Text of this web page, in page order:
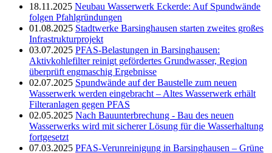
18.11.2025 Neubau Wasserwerk Eckerde: Auf Spundwände
folgen Pfahlgründungen
01.08.2025 Stadtwerke Barsinghausen starten zweites großes
Infrastrukturprojekt
03.07.2025 PFAS-Belastungen in Barsinghausen:
Aktivkohlefilter reinigt gefördertes Grundwasser, Region
überprüft engmaschig Ergebnisse
02.07.2025 Spundwände auf der Baustelle zum neuen
Wasserwerk werden eingebracht – Altes Wasserwerk erhält
Filteranlagen gegen PFAS
02.05.2025 Nach Bauunterbrechung - Bau des neuen
Wasserwerks wird mit sicherer Lösung für die Wasserhaltung
fortgesetzt
07.03.2025 PFAS-Verunreinigung in Barsinghausen – Grüne